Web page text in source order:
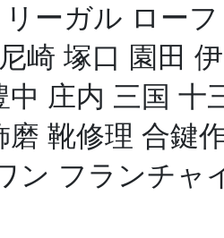
ーガル ロー
崎 塚口 園田
庄内 三国 十
靴修理 合鍵
ン フランチャ